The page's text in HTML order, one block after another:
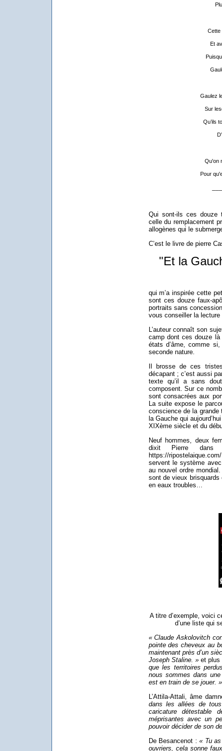
Cette
Et
Gaulez
Sur
Qu’ils
Qu'on
Pour
Qui sont-ils ces douze
celle du remplacement
allogènes qui le
C’est le livre de pierre
"Et la
qui m’a inspirée cette
sont ces douze faux-
portraits sans
vous conseiller la lecture
L’auteur connaît son
camp dont ces douze
états d’âme, comme
seconde nature.
Il brosse de ces
décapant ; c’est aussi
texte qu’il a sans
composent. Sur ce
sont consacrées aux
La suite expose le
conscience de la grande
la Gauche qui
XIXème siècle et du
Neuf hommes, deux
dixit Pierre
https://
servent le système
au nouvel ordre
sont de vieux brisquards
en eaux troubles…
A titre d’exemple, voici
d’une liste qui
« Claude Askolovitch
pointe des cheveux au
maintenant près d’un
Joseph Staline. »et
que les territoires
nous sommes dans
est en train de se jouer. »
L’Attila-Attali, âme
dans les allées de
caricature détestable
méprisantes avec un
pouvoir décider de son
De Besancenot :« Tu
ouvriers, cela sonne